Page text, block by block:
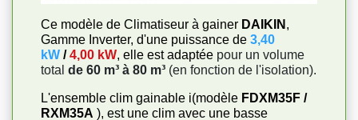
Ce modèle de Climatiseur à gainer DAIKIN ,
Gamme Inverter, d'une puissance de 3,40
kW /4,00 kW, elle est adaptée pour un volume
total de 60 m³ à 80 m³ (en fonction de l'isolation).
L'ensemble clim gainable i(modèle FDXM35F /
RXM35A ), est une clim avec une basse